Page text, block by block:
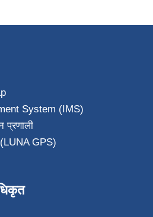
System (IMS)
प्रणाली
(LUNA GPS)